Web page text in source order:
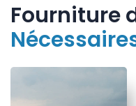
Fourniture